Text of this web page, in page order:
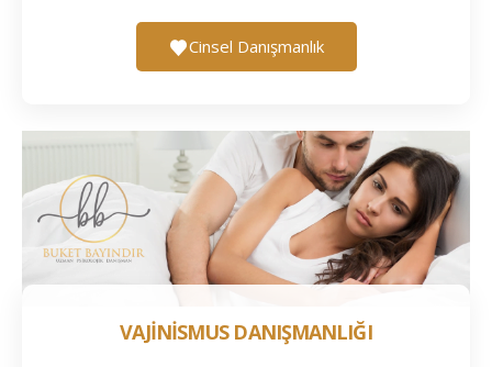
Cinsel Danışmanlık
VAJİNİSMUS DANIŞMANLIĞI